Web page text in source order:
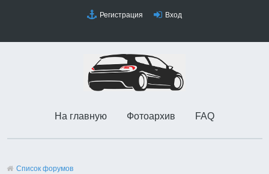
Регистрация Вход
На главную Фотоархив FAQ
Список форумов